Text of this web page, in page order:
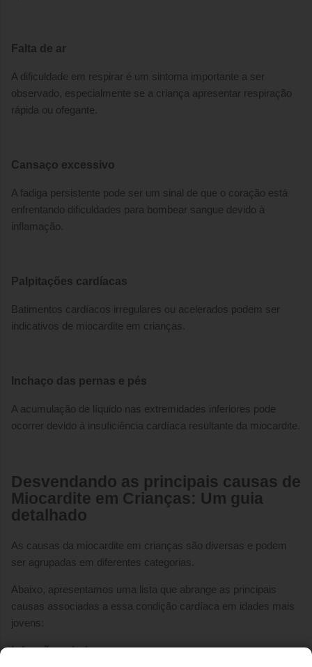
Falta de ar
A dificuldade em respirar é um sintoma importante a ser
observado, especialmente se a criança apresentar respiração
rápida ou ofegante.
Cansaço excessivo
A fadiga persistente pode ser um sinal de que o coração está
enfrentando dificuldades para bombear sangue devido à
inflamação.
Palpitações cardíacas
Batimentos cardíacos irregulares ou acelerados podem ser
indicativos de miocardite em crianças.
Inchaço das pernas e pés
A acumulação de líquido nas extremidades inferiores pode
ocorrer devido à insuficiência cardíaca resultante da miocardite.
Desvendando as principais causas de
Miocardite em Crianças: Um guia
detalhado
As causas da miocardite em crianças são diversas e podem
ser agrupadas em diferentes categorias.
Abaixo, apresentamos uma lista que abrange as principais
causas associadas a essa condição cardíaca em idades mais
jovens:
Infecções virais